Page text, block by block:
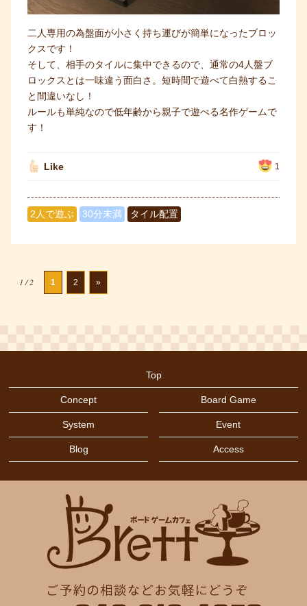
二人専用の為盤面が小さく持ち運びが簡単になったブロッ
クスです！
そして、相手のタイルに集中できるので、通常の4人盤ブ
ロックスとは一味違う面白さ。短時間で遊べて白熱するこ
と間違いなし！
ルールも単純なので低年齢から親子で遊べる名作ゲームで
す！
Like 1
2人で遊ぶ 30分未満 タイル配置
1 / 2 1 2 »
Top
Concept Board Game
System Event
Blog Access